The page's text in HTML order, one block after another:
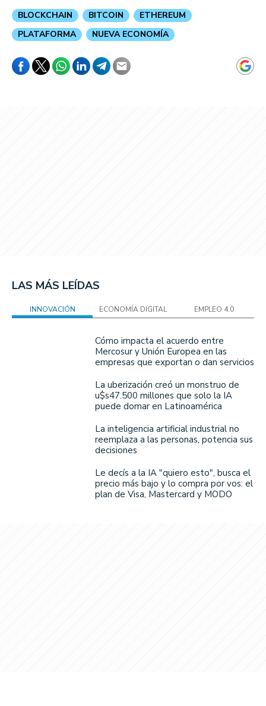
BLOCKCHAIN BITCOIN
ETHEREUM
PLATAFORMA
NUEVA ECONOMÍA
LAS MÁS LEÍDAS
INNOVACIÓN ECONOMÍA DIGITAL EMPLEO 4.0
Cómo impacta el acuerdo entre
Mercosur y Unión Europea en las
empresas que exportan o dan servicios
La uberización creó un monstruo de
u$s47.500 millones que solo la IA
puede domar en Latinoamérica
La inteligencia artificial industrial no
reemplaza a las personas, potencia sus
decisiones
Le decís a la IA "quiero esto", busca el
precio más bajo y lo compra por vos: el
plan de Visa, Mastercard y MODO